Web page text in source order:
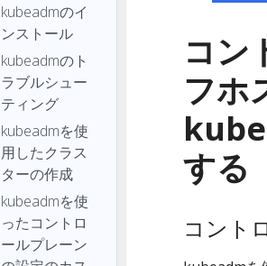
kubeadmのイ
ンストール
kubeadmのト
ラブルシュー
ティング
kubeadmを使
用したクラス
ターの作成
kubeadmを使
ったコントロ
ールプレーン
コン
フホ
する
コント